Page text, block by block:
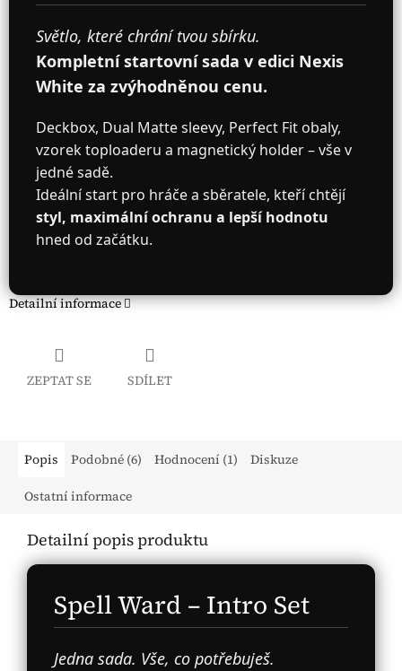
Světlo, které chrání tvou sbírku.
Kompletní startovní sada v edici Nexis
White za zvýhodněnou cenu.
Deckbox, Dual Matte sleevy, Perfect Fit obaly,
vzorek toploaderu a magnetický holder – vše v
jedné sadě.
Ideální start pro hráče a sběratele, kteří chtějí
styl, maximální ochranu a lepší hodnotu
hned od začátku.
Detailní informace
ZEPTAT SE SDÍLET
Popis Podobné (6) Hodnocení (1) Diskuze
Ostatní informace
Detailní popis produktu
Spell Ward – Intro Set
Jedna sada. Vše, co potřebuješ.